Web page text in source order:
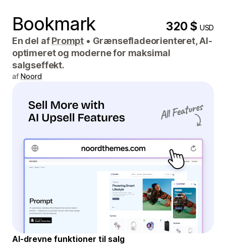
Bookmark 320 $USD
En del afPrompt • Grænsefladeorienteret, AI-
optimeret og moderne for maksimal
salgseffekt.
af Noord
AI-drevne funktioner til salg